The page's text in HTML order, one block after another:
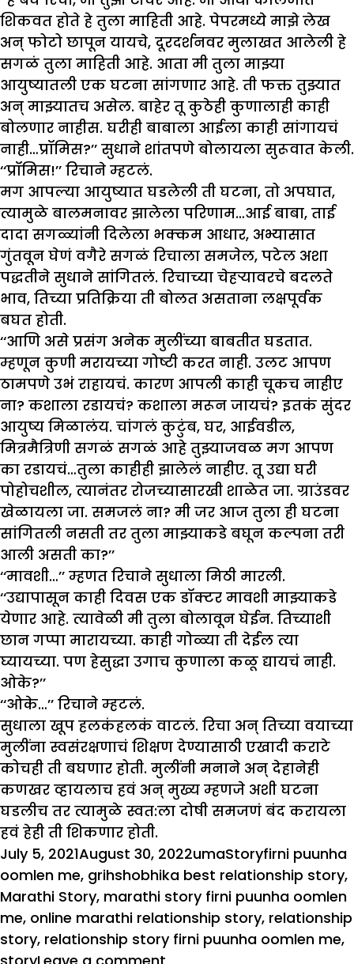
शिकवत होते हे तुला माहिती आहे. पेपरमध्ये माझे लेख
अन् फोटो छापून यायचे, दूरदर्शनवर मुलाखत आलेली हे
सगळं तुला माहिती आहे. आता मी तुला माझ्या
आयुष्यातली एक घटना सांगणार आहे. ती फक्त तुझ्यात
अन् माझ्यातच असेल. बाहेर तू कुठेही कुणालाही काही
बोलणार नाहीस. घरीही बाबाला आईला काही सांगायचं
नाही…प्रॉमिस?’’ सुधाने शांतपणे बोलायला सुरूवात केली.
‘‘प्रॉमिस!’’ रिचाने म्हटलं.
मग आपल्या आयुष्यात घडलेली ती घटना, तो अपघात,
त्यामुळे बालमनावर झालेला परिणाम…आई बाबा, ताई
दादा सगळ्यांनी दिलेला भक्कम आधार, अभ्यासात
गुंतवून घेणं वगैरे सगळं रिचाला समजेल, पटेल अशा
पद्धतीने सुधाने सांगितलं. रिचाच्या चेहऱ्यावरचे बदलते
भाव, तिच्या प्रतिक्रिया ती बोलत असताना लक्षपूर्वक
बघत होती.
‘‘आणि असे प्रसंग अनेक मुलींच्या बाबतीत घडतात.
म्हणून कुणी मरायच्या गोष्टी करत नाही. उलट आपण
ठामपणे उभं राहायचं. कारण आपली काही चूकच नाहीए
ना? कशाला रडायचं? कशाला मरून जायचं? इतकं सुंदर
आयुष्य मिळालंय. चांगलं कुटुंब, घर, आईवडील,
मित्रमैत्रिणी सगळं सगळं आहे तुझ्याजवळ मग आपण
का रडायचं…तुला काहीही झालेलं नाहीए. तू उद्या घरी
पोहोचशील, त्यानंतर रोजच्यासारखी शाळेत जा. ग्राउंडवर
खेळायला जा. समजलं ना? मी जर आज तुला ही घटना
सांगितली नसती तर तुला माझ्याकडे बघून कल्पना तरी
आली असती का?’’
‘‘मावशी…’’ म्हणत रिचाने सुधाला मिठी मारली.
‘‘उद्यापासून काही दिवस एक डॉक्टर मावशी माझ्याकडे
येणार आहे. त्यावेळी मी तुला बोलावून घेईन. तिच्याशी
छान गप्पा मारायच्या. काही गोळ्या ती देईल त्या
घ्यायच्या. पण हेसुद्धा उगाच कुणाला कळू द्यायचं नाही.
ओके?’’
‘‘ओके…’’ रिचाने म्हटलं.
सुधाला खूप हलकंहलकं वाटलं. रिचा अन् तिच्या वयाच्या
मुलींना स्वसंरक्षणाचं शिक्षण देण्यासाठी एखादी कराटे
कोचही ती बघणार होती. मुलींनी मनाने अन् देहानेही
कणखर व्हायलाच हवं अन् मुख्य म्हणजे अशी घटना
घडलीच तर त्यामुळे स्वत:ला दोषी समजणं बंद करायला
हवं हेही ती शिकणार होती.
Posted
on
July 5, 2021August 30, 2022Author
umaCategories
StoryTags
firni puunha
oomlen me, grihshobhika best relationship story,
Marathi Story, marathi story firni puunha oomlen
me, online marathi relationship story, relationship
story, relationship story firni puunha oomlen me,